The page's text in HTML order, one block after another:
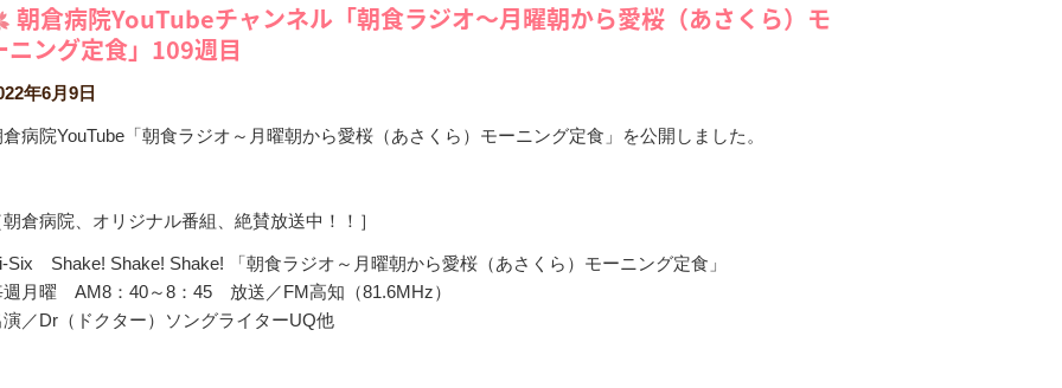
朝倉病院YouTubeチャンネル「朝食ラジオ～月曜朝から愛桜（あさくら）モ
ニング定食」109週目
年6月9日
病院YouTube「朝食ラジオ～月曜朝から愛桜（あさくら）モーニング定食」を公開しました。
倉病院、オリジナル番組、絶賛放送中！！］
Six Shake! Shake! Shake! 「朝食ラジオ～月曜朝から愛桜（あさくら）モーニング定食」
週月曜 AM8：40～8：45 放送／FM高知（81.6MHz）
演／Dr（ドクター）ソングライターUQ他